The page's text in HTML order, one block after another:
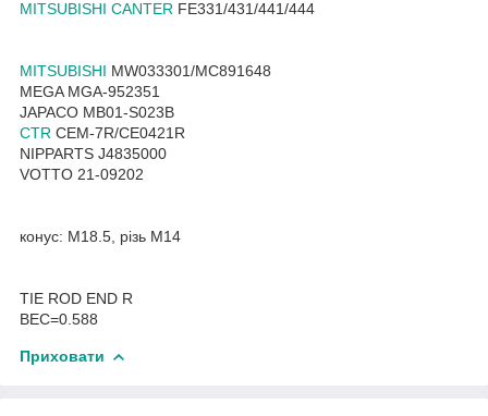
MITSUBISHI CANTER FE331/431/441/444
MITSUBISHI MW033301/MC891648
MEGA MGA-952351
JAPACO MB01-S023B
CTR CEM-7R/CE0421R
NIPPARTS J4835000
VOTTO 21-09202
конус: M18.5, різь M14
TIE ROD END R
ВЕС=0.588
Приховати